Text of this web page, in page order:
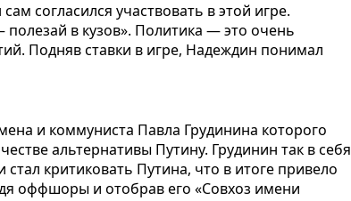
согласился участвовать в этой игре.
в кузов». Политика — это очень
Подняв ставки в игре, Надеждин понимал
и коммуниста Павла Грудинина которого
альтернативы Путину. Грудинин так в себя
критиковать Путина, что в итоге привело
оффшоры и отобрав его «Совхоз имени